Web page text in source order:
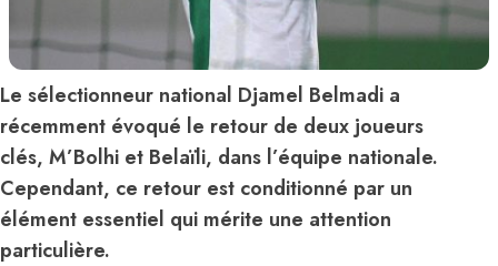
Le sélectionneur national Djamel Belmadi a
récemment évoqué le retour de deux joueurs
clés, M’Bolhi et Belaïli, dans l’équipe nationale.
Cependant, ce retour est conditionné par un
élément essentiel qui mérite une attention
particulière.